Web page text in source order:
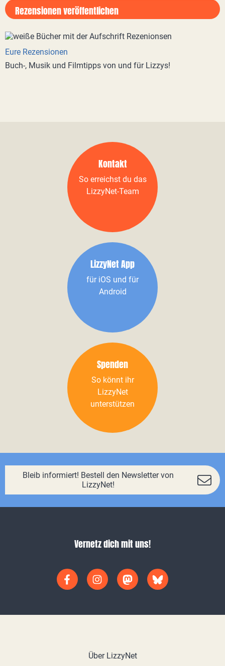
Rezensionen veröffentlichen
Eure Rezensionen
Buch-, Musik und Filmtipps von und für Lizzys!
Kontakt
So erreichst du das
LizzyNet-Team
LizzyNet App
für iOS und für
Android
Spenden
So könnt ihr
LizzyNet
unterstützen
Bleib informiert! Bestell den Newsletter von
LizzyNet!
Vernetz dich mit uns!
Über LizzyNet